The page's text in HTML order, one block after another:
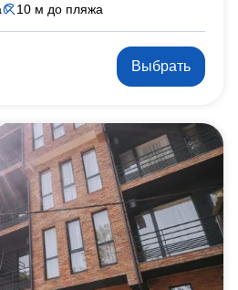
10 м до пляжа
Выбрать